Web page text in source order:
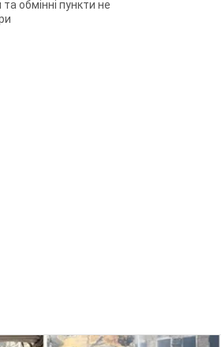
масовану атаку на Одесу:
міста, є постраждалі.